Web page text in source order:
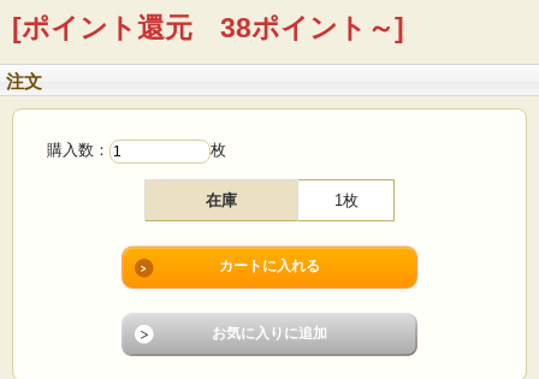
■サイズ ：Φ18cm
■年代 ：1983年
[ポイント還元 38ポイント～]
注文
購入数： 枚
在庫 1枚